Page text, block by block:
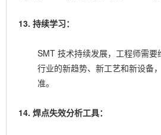
13. 持续学习：
SMT 技术持续发展，工程师需
行业的新趋势、新工艺和新设备
准。
14. 焊点失效分析工具：